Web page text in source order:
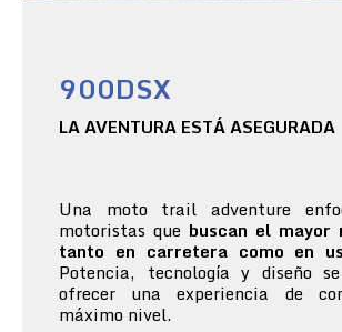
900DSX
LA AVENTURA ESTÁ ASEGURADA
Una moto trail adventure
motoristas que buscan el mayor
tanto en carretera como en
Potencia, tecnología y diseño
ofrecer una experiencia de
máximo nivel.